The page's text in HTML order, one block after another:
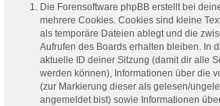
Die Forensoftware phpBB erstellt bei
mehrere Cookies. Cookies sind kleine
als temporäre Dateien ablegt und die
Aufrufen des Boards erhalten bleiben. In
aktuelle ID deiner Sitzung (damit dir alle
werden können), Informationen über die
(zur Markierung dieser als gelesen/
angemeldet bist) sowie Informationen